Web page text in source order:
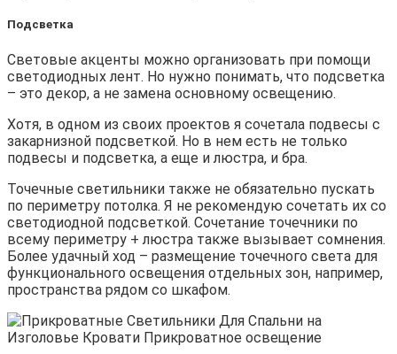
Подсветка
Световые акценты можно организовать при помощи
светодиодных лент. Но нужно понимать, что подсветка
– это декор, а не замена основному освещению.
Хотя, в одном из своих проектов я сочетала подвесы с
закарнизной подсветкой. Но в нем есть не только
подвесы и подсветка, а еще и люстра, и бра.
Точечные светильники также не обязательно пускать
по периметру потолка. Я не рекомендую сочетать их со
светодиодной подсветкой. Сочетание точечники по
всему периметру + люстра также вызывает сомнения.
Более удачный ход – размещение точечного света для
функционального освещения отдельных зон, например,
пространства рядом со шкафом.